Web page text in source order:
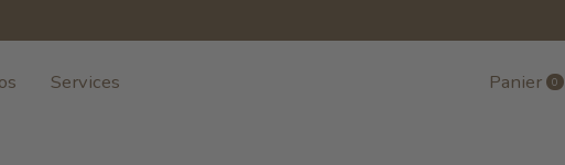
Services Panier 0